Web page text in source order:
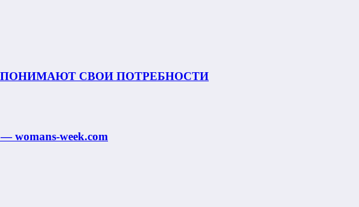
СВОИ ПОТРЕБНОСТИ
womans-week.com